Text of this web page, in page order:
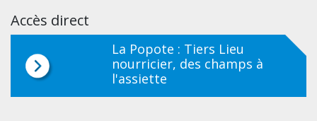
Accès direct
La Popote : Tiers Lieu
nourricier, des champs à
l'assiette